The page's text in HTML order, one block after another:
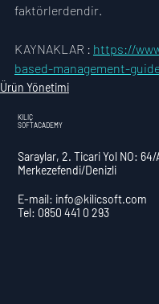
faktörlerdendir.
KAYNAKLAR : https://
based-management-
Ürün Yönetimi
Saraylar, 2. Ticari Yol NO: 64/
Merkezefendi/Denizli
KILIÇ
SOFTACADEMY
E-mail: info@kilicsoft.com
Tel: 0850 441 0 293